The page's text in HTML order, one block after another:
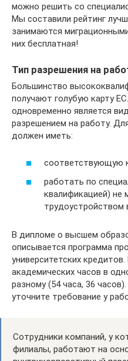
можно решить со
Мы составили рейтинг
занимаются
них бесплатная!
Тип разрешения на
Большинство
получают голубую карту
одновременно является
разрешением на работу.
должен иметь:
соответствующую
работать по
квалификацией) не
В дипломе о высшем
описывается программа
университетских
академических часов в
разному (54 часа, 36
уточните требование у
Сотрудники компаний, у
филиалы, работают на